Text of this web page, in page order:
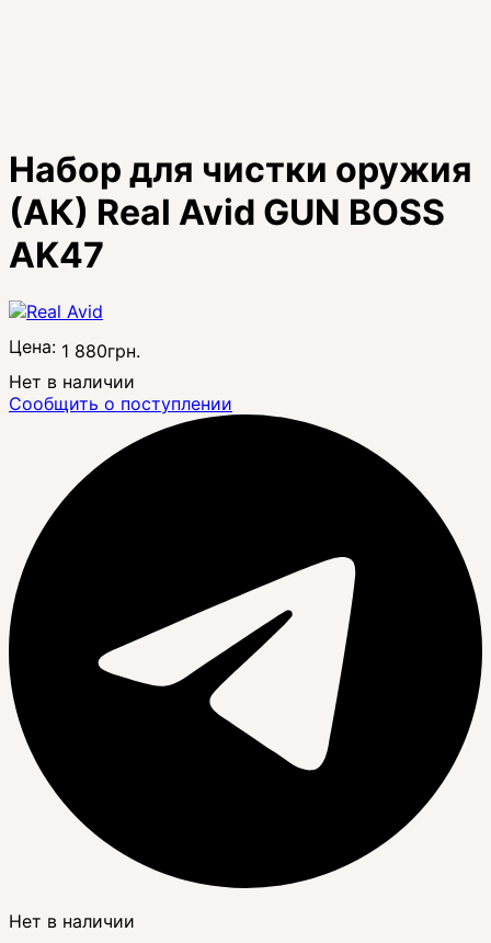
Набор для чистки оружия
(АК) Real Avid GUN BOSS
AK47
Цена: 1 880грн.
Нет в наличии
Сообщить о поступлении
Нет в наличии